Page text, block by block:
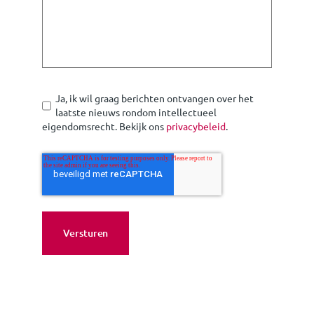
Ja, ik wil graag berichten ontvangen over het
laatste nieuws rondom intellectueel
eigendomsrecht. Bekijk ons privacybeleid.